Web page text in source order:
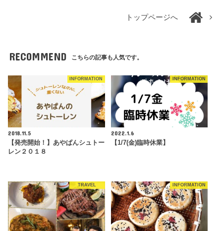
トップページへ
RECOMMEND こちらの記事も人気です。
INFORMATION
2018.11.5
【発売開始！】あやぱんシュトー
レン２０１８
INFORMATION
2022.1.6
【1/7(金)臨時休業】
TRAVEL INFORMATION